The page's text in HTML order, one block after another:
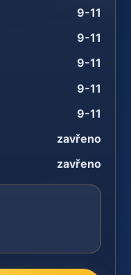
9-11
9-11
9-11
9-11
9-11
zavřeno
zavřeno